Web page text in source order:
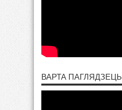
ВАРТА ПАГЛЯДЗЕЦЬ